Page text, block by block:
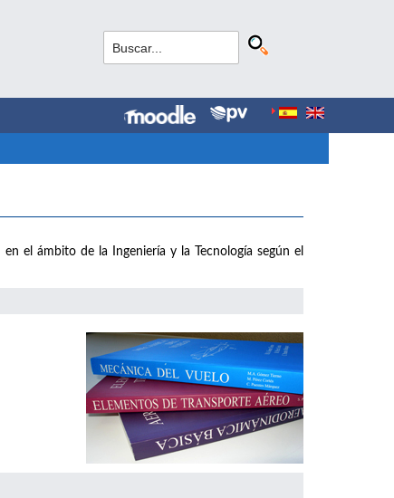
en el ámbito de la Ingeniería y la Tecnología según el